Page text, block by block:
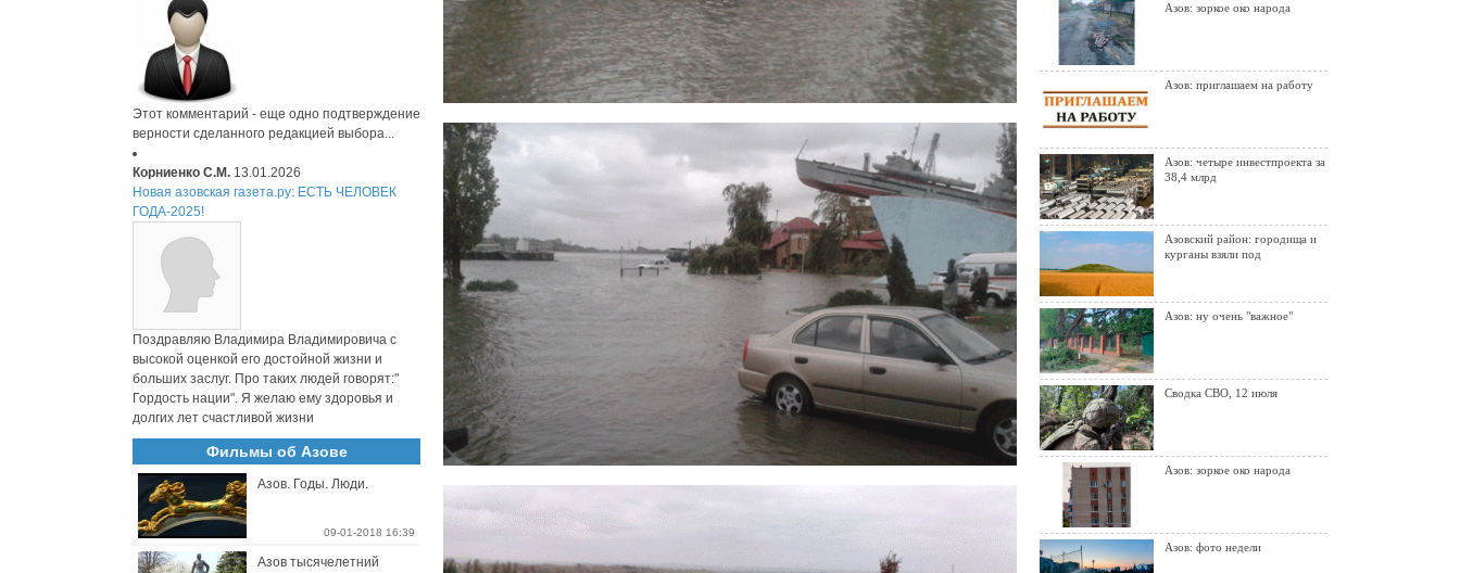
Этот комментарий - еще одно подтверждение
верности сделанного редакцией выбора...
Корниенко С.М. 13.01.2026
Новая азовская газета.ру: ЕСТЬ ЧЕЛОВЕК
ГОДА-2025!
Поздравляю Владимира Владимировича с
высокой оценкой его достойной жизни и
больших заслуг. Про таких людей говорят:"
Гордость нации". Я желаю ему здоровья и
долгих лет счастливой жизни
Фильмы об Азове
Азов. Годы. Люди.
09-01-2018 16:39
Азов тысячелетний
Азов: зоркое око народа
Азов: приглашаем на работу
Азов: четыре инвестпроекта за
38,4 млрд
Азовский район: городища и
курганы взяли под
Азов: ну очень "важное"
Сводка СВО, 12 июля
Азов: зоркое око народа
Азов: фото недели